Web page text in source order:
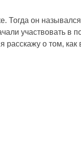
он
участвовать в
о том,